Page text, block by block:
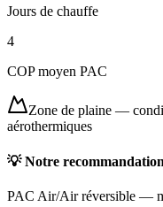
Jours de chauffe
4
COP moyen PAC
Zone de plaine —
aérothermiques
💡 Notre
PAC Air/Air réversible —